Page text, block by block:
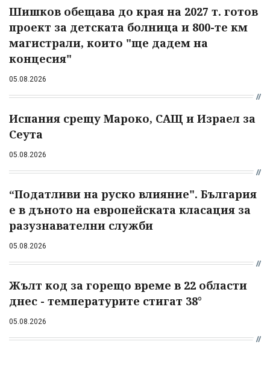
Шишков обещава до края на 2027 т. готов
проект за детската болница и 800-те км
магистрали, които "ще дадем на
концесия"
05.08.2026
Испания срещу Мароко, САЩ и Израел за
Сеута
05.08.2026
“Податливи на руско влияние". България
е в дъното на европейската класация за
разузнавателни служби
05.08.2026
Жълт код за горещо време в 22 области
днес - температурите стигат 38°
05.08.2026